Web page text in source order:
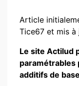
Article
Tice67 et mis à
Le site Actilud
paramétrables
additifs de